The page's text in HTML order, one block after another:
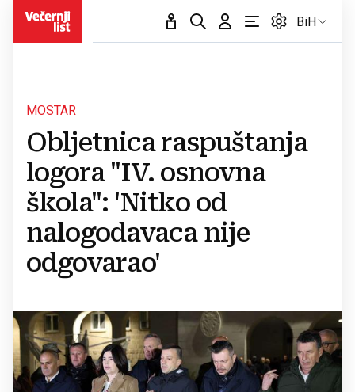
BiH
MOSTAR
Obljetnica raspuštanja
logora "IV. osnovna
škola": 'Nitko od
nalogodavaca nije
odgovarao'